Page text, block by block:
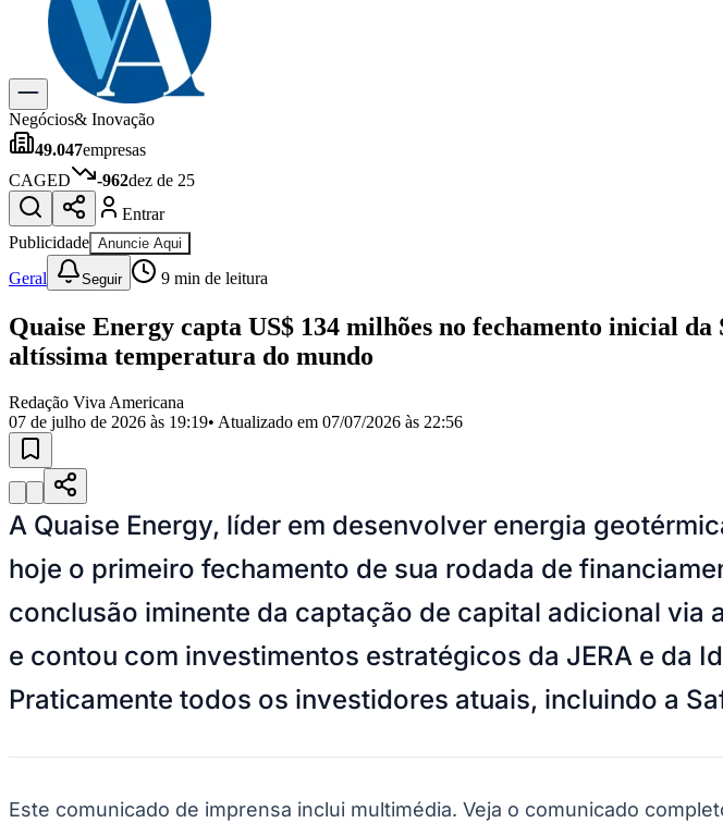
Dia a Dia & Lazer
Gastronomia
Cinema & Shows
Para Sua Empresa
Anuncie no Portal
Cadastrar Empresa
Divulgar Vagas
Publicidade Legal
Política
Eleições
Segurança
Cultura
Meio Ambiente
Obras
Bairros de Americana
Centro
Para Sua Empresa
Anuncie no Portal
Guia de Empresas
Divulgar Vagas
Novo
Publicidade Legal
Hub de Negócios
Guia Comercial
Portal Educacional
Vagas de Emprego
Concursos
Panorama Econômico
Negócios& Inovação
49.047empresas
CAGED
-962dez de 25
Entrar
Publicidade Anuncie Aqui
Geral Seguir 9 min de leitura
Quaise Energy capta US$ 134 milhões no fechamento inicial
altíssima temperatura do mundo
Redação Viva Americana
07 de julho de 2026 às 19:19• Atualizado em 07/07/2026 às 22:56
A Quaise Energy, líder em desenvolver energia
hoje o primeiro fechamento de sua rodada de
conclusão iminente da captação de capital adicional via
e contou com investimentos estratégicos da JERA e da
Praticamente todos os investidores atuais, incluindo a
Este comunicado de imprensa inclui multimédia. Veja o comunicado